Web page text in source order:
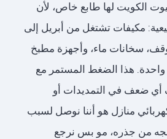
الكويت لها طابع خاص، لأن
مكيفات تشتغل من أبريل إلى
سخانات ماء، وأجهزة مطبخ
واحدة. هذا الضغط المستمر مع
ضعف في التمديدات أو
منازل هو أننا نوصل لسبب
من جذره، مو بس نرجع